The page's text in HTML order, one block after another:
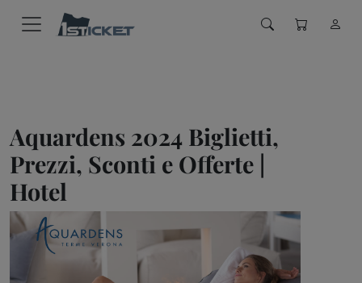
Aquardens 2024 Biglietti,
Prezzi, Sconti e Offerte |
Hotel